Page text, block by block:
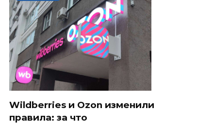
Wildberries и Ozon изменили
правила: за что